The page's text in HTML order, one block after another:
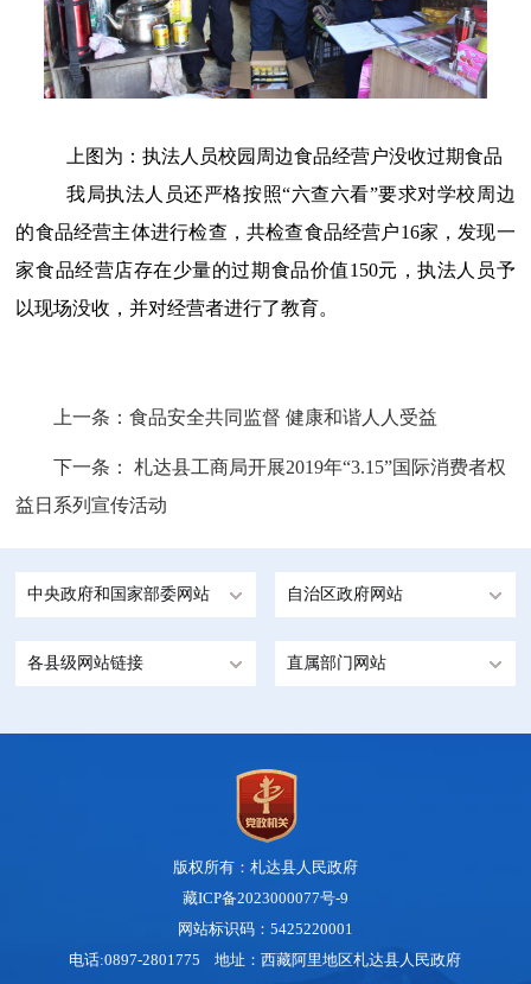
上图为：执法人员校园周边食品经营户没收过期食品
我局执法人员还严格按照“六查六看”要求对学校周边
的食品经营主体进行检查， 共检查食品经营户16家，发现一
家食品经营店存在少量的过期食品价值150元，执法人员予
以现场没收，并对经营者进行了教育。
上一条：食品安全共同监督 健康和谐人人受益
下一条：
札达县工商局开展2019年“3.15”国际消费者权
益日系列宣传活动
中央政府和国家部委网站 自治区政府网站
各县级网站链接 直属部门网站
版权所有：札达县人民政府
藏ICP备2023000077号-9
网站标识码：5425220001
电话:0897-2801775 地址：西藏阿里地区札达县人民政府